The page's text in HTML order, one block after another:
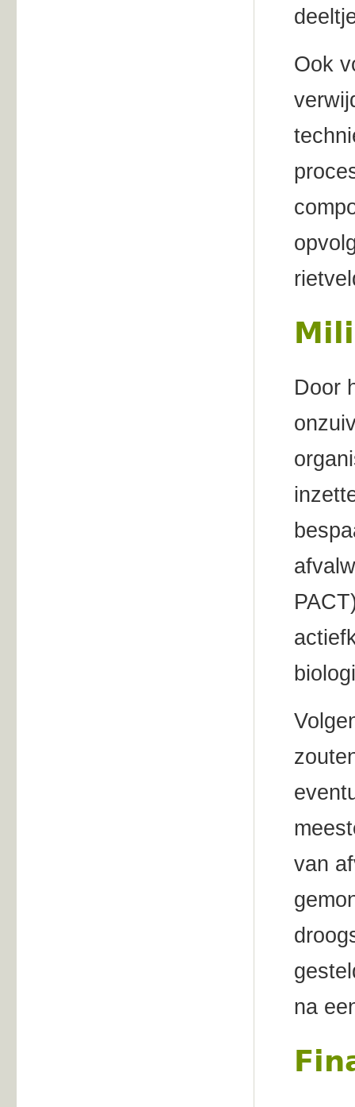
Ook
Door
van
na